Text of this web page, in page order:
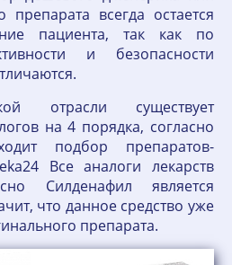
препарата всегда остается
пациента, так как по
и безопасности
отрасли существует
на 4 порядка, согласно
подбор препаратов-
Все аналоги лекарств
Силденафил является
что данное средство уже
препарата.